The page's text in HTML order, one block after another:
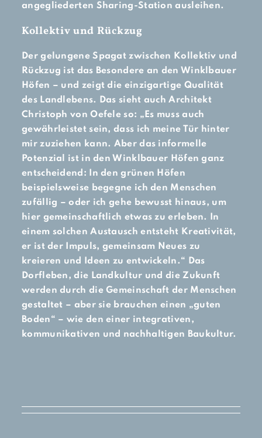
angegliederten Sharing-Station ausleihen.
Kollektiv und Rückzug
Der gelungene Spagat zwischen Kollektiv und
Rückzug ist das Besondere an den Winklbauer
Höfen – und zeigt die einzigartige Qualität
des Landlebens. Das sieht auch Architekt
Christoph von Oefele so: „Es muss auch
gewährleistet sein, dass ich meine Tür hinter
mir zuziehen kann. Aber das informelle
Potenzial ist in den Winklbauer Höfen ganz
entscheidend: In den grünen Höfen
beispielsweise begegne ich den Menschen
zufällig – oder ich gehe bewusst hinaus, um
hier gemeinschaftlich etwas zu erleben. In
einem solchen Austausch entsteht Kreativität,
er ist der Impuls, gemeinsam Neues zu
kreieren und Ideen zu entwickeln.“ Das
Dorfleben, die Landkultur und die Zukunft
werden durch die Gemeinschaft der Menschen
gestaltet – aber sie brauchen einen „guten
Boden“ – wie den einer integrativen,
kommunikativen und nachhaltigen Baukultur.